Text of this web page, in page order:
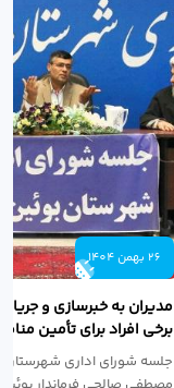
26 بهمن 1404
مدیران به خبرسازی و
برخی افراد برای تأمین
توجهی نکنند
جلسه شورای اداری شهرستان